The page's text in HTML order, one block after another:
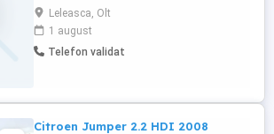
crotaliati,doresc iede sănătoase din rasă
metis,cu transfer de exploatație cu
crotal.Kg kg.
Leleasca, Olt
1 august
Telefon validat
Citroen Jumper 2.2 HDI 2008